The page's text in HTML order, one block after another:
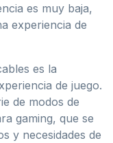
es muy baja,
experiencia de
es la
de juego.
de modos de
gaming, que se
y necesidades de